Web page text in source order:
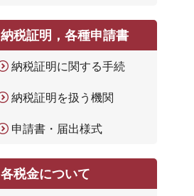
納税証明，各種申請書
納税証明に関する手続
納税証明を扱う機関
申請書・届出様式
各税金について